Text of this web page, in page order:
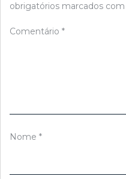
obrigatórios marcados com
Comentário *
Nome *